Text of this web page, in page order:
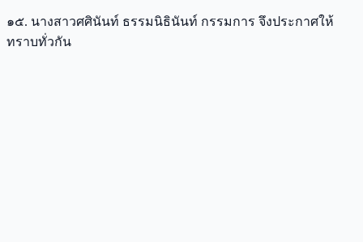
๑๕. นางสาวศศินันท์ ธรรมนิธินันท์ กรรมการ จึงประกาศให้
ทราบทั่วกัน